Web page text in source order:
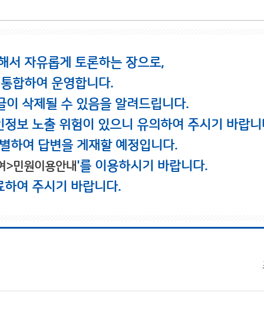
서 자유롭게 토론하는 장으로,
합하여 운영합니다.
삭제될 수 있음을 알려드립니다.
보 노출 위험이 있으니 유의하여 주시기 바랍니
하여 답변을 게재할 예정입니다.
>민원이용안내'를 이용하시기 바랍니다.
여 주시기 바랍니다.